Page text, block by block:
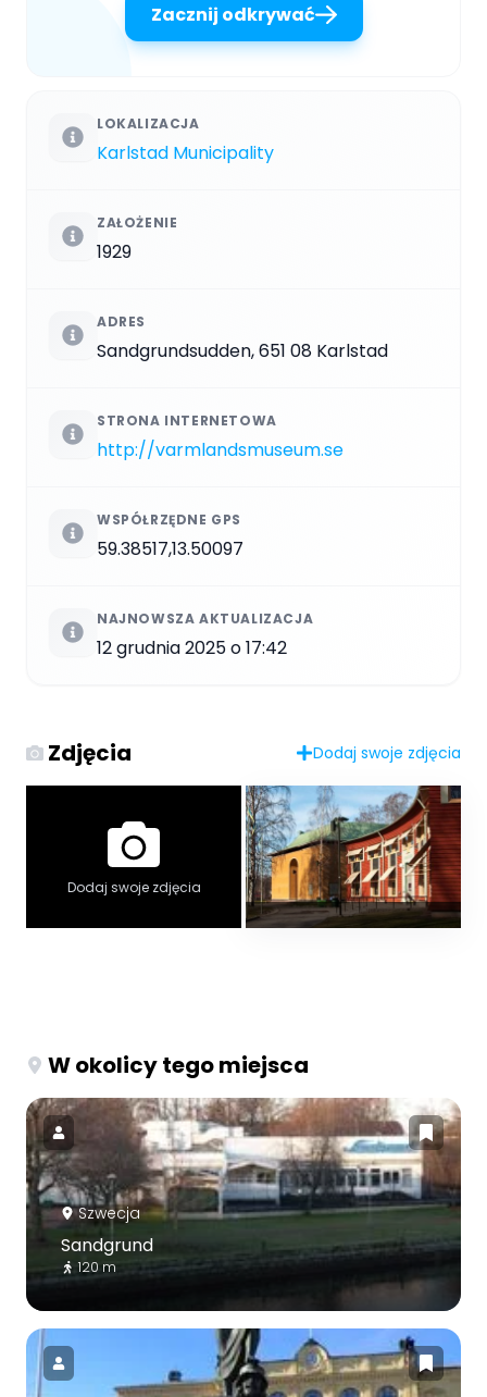
Zacznij odkrywać
LOKALIZACJA
Karlstad Municipality
ZAŁOŻENIE
1929
ADRES
Sandgrundsudden, 651 08 Karlstad
STRONA INTERNETOWA
http://varmlandsmuseum.se
WSPÓŁRZĘDNE GPS
59.38517,13.50097
NAJNOWSZA AKTUALIZACJA
12 grudnia 2025 o 17:42
Zdjęcia Dodaj swoje zdjęcia
Dodaj swoje zdjęcia
W okolicy tego miejsca
Szwecja
Sandgrund
120 m